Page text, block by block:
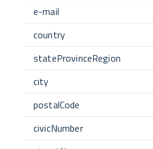
e-mail
country
stateProvinceRegion
city
postalCode
civicNumber